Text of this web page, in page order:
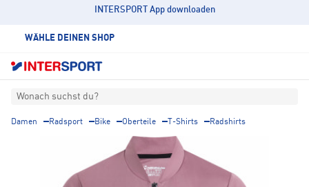
INTERSPORT App downloaden
WÄHLE DEINEN SHOP
Wonach suchst du?
Damen Radsport Bike Oberteile T-Shirts Radshirts